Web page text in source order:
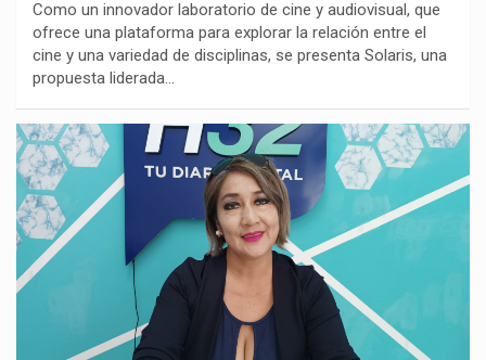
Como un innovador laboratorio de cine y audiovisual, que
ofrece una plataforma para explorar la relación entre el
cine y una variedad de disciplinas, se presenta Solaris, una
propuesta liderada…